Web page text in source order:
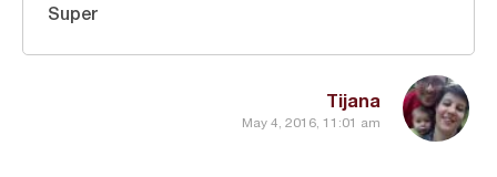
Tijana
May 4, 2016, 11:01 am
Super